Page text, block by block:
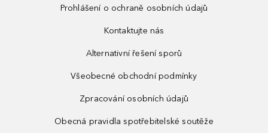
Prohlášení o ochraně osobních údajů
Kontaktujte nás
Alternativní řešení sporů
Všeobecné obchodní podmínky
Zpracování osobních údajů
Obecná pravidla spotřebitelské soutěže